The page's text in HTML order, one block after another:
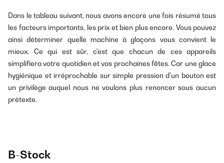
Dans le tableau suivant, nous avons encore une fois résumé tous
les facteurs importants, les prix et bien plus encore. Vous pouvez
ainsi déterminer quelle machine à glaçons vous convient le
mieux. Ce qui est sûr, c'est que chacun de ces appareils
simplifiera votre quotidien et vos prochaines fêtes. Car une glace
hygiénique et irréprochable sur simple pression d'un bouton est
un privilège auquel nous ne voulons plus renoncer sous aucun
prétexte.
B-Stock